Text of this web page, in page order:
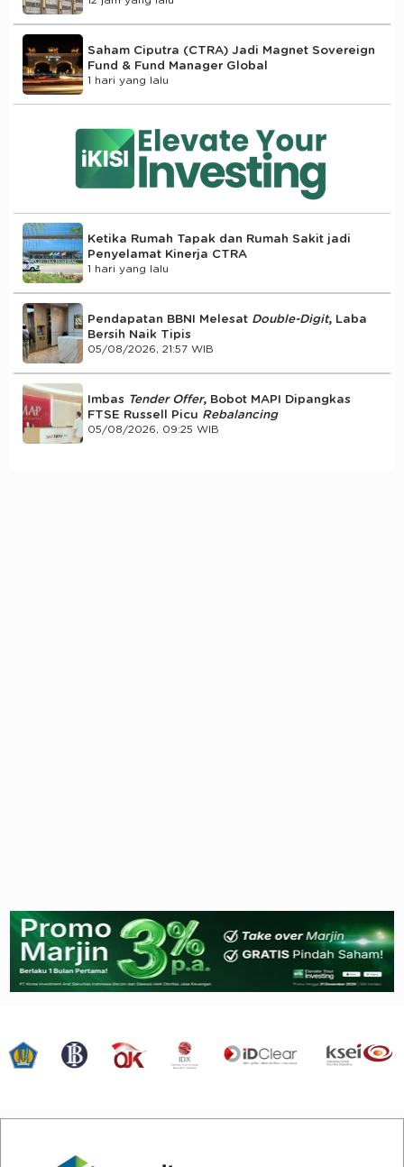
Saham Ciputra (CTRA) Jadi Magnet Sovereign
Fund & Fund Manager Global
1 hari yang lalu
Ketika Rumah Tapak dan Rumah Sakit jadi
Penyelamat Kinerja CTRA
1 hari yang lalu
Pendapatan BBNI Melesat Double-Digit, Laba
Bersih Naik Tipis
05/08/2026, 21:57 WIB
Imbas Tender Offer, Bobot MAPI Dipangkas
FTSE Russell Picu Rebalancing
05/08/2026, 09:25 WIB